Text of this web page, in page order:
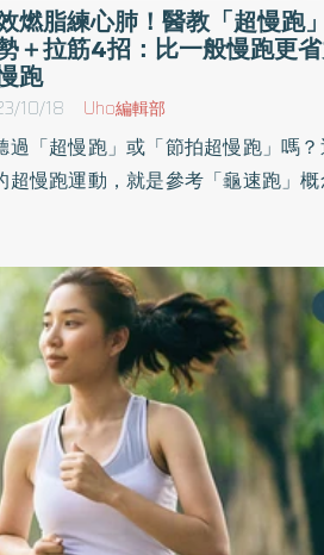
燃脂練心肺！醫教「超慢跑
＋拉筋4招：比一般慢跑更
跑
10/18 Uho編輯部
過「超慢跑」或「節拍超慢跑」嗎
超慢跑運動，就是參考「龜速跑」概
能的運動。《優活健康網》特選台
，邀請悦滿意復健專科診所復健科專
研壹所撰此文，深入解析超慢跑哪
以及需要注意的運動傷害，提供民眾